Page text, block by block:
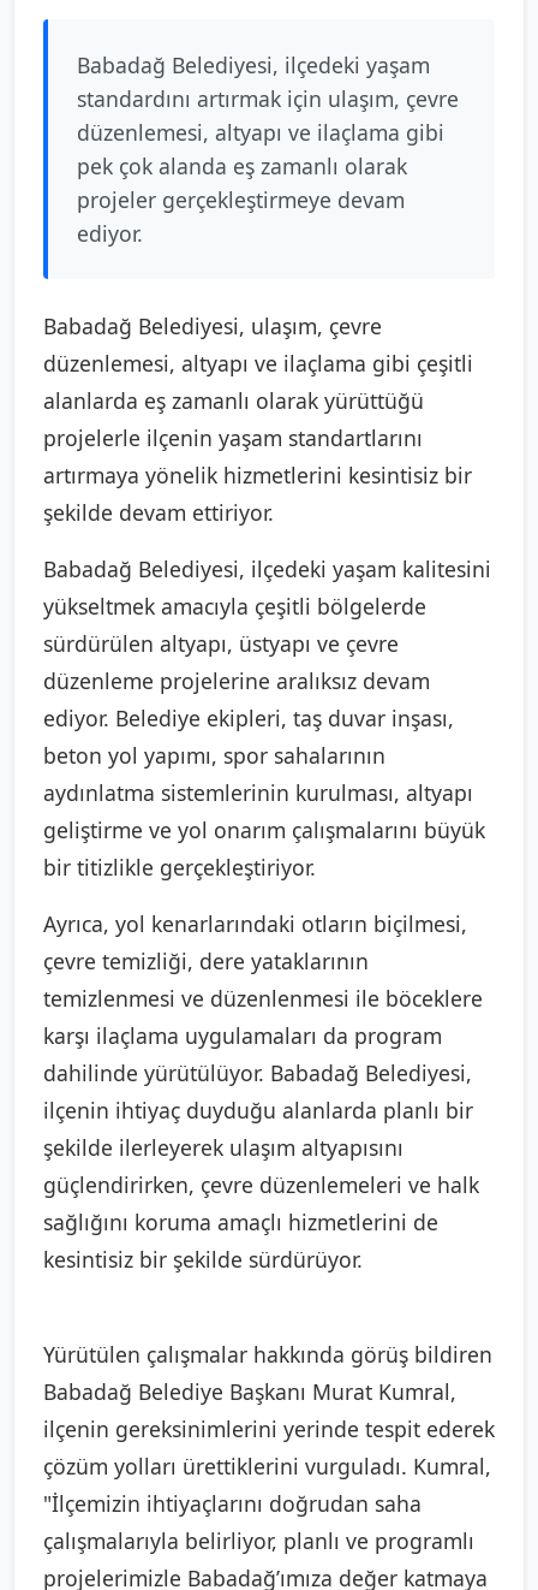
Babadağ Belediyesi, ilçedeki yaşam
standardını artırmak için ulaşım, çevre
düzenlemesi, altyapı ve ilaçlama gibi
pek çok alanda eş zamanlı olarak
projeler gerçekleştirmeye devam
ediyor.
Babadağ Belediyesi, ulaşım, çevre
düzenlemesi, altyapı ve ilaçlama gibi çeşitli
alanlarda eş zamanlı olarak yürüttüğü
projelerle ilçenin yaşam standartlarını
artırmaya yönelik hizmetlerini kesintisiz bir
şekilde devam ettiriyor.
Babadağ Belediyesi, ilçedeki yaşam kalitesini
yükseltmek amacıyla çeşitli bölgelerde
sürdürülen altyapı, üstyapı ve çevre
düzenleme projelerine aralıksız devam
ediyor. Belediye ekipleri, taş duvar inşası,
beton yol yapımı, spor sahalarının
aydınlatma sistemlerinin kurulması, altyapı
geliştirme ve yol onarım çalışmalarını büyük
bir titizlikle gerçekleştiriyor.
Ayrıca, yol kenarlarındaki otların biçilmesi,
çevre temizliği, dere yataklarının
temizlenmesi ve düzenlenmesi ile böceklere
karşı ilaçlama uygulamaları da program
dahilinde yürütülüyor. Babadağ Belediyesi,
ilçenin ihtiyaç duyduğu alanlarda planlı bir
şekilde ilerleyerek ulaşım altyapısını
güçlendirirken, çevre düzenlemeleri ve halk
sağlığını koruma amaçlı hizmetlerini de
kesintisiz bir şekilde sürdürüyor.
Yürütülen çalışmalar hakkında görüş bildiren
Babadağ Belediye Başkanı Murat Kumral,
ilçenin gereksinimlerini yerinde tespit ederek
çözüm yolları ürettiklerini vurguladı. Kumral,
"İlçemizin ihtiyaçlarını doğrudan saha
çalışmalarıyla belirliyor, planlı ve programlı
projelerimizle Babadağ’ımıza değer katmaya